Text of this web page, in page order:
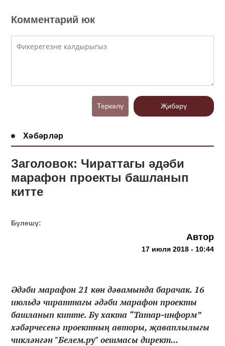
Комментарий юк
Теркәлү Җибәрү
Хәбәрләр
Заголовок: Чираттагы әдәби
марафон проекты башланып
китте
Бүлешү:
Автор
17 июля 2018 - 10:44
Әдәби марафон 21 көн дәвамында барачак. 16
июльдә чираттагы әдәби марафон проекты
башланып китте. Бу хакта “Татар-информ”
хәбәрчесенә проектның авторы, җаваплылыгы
чикләнгән "Белем.ру" оешмасы директ...